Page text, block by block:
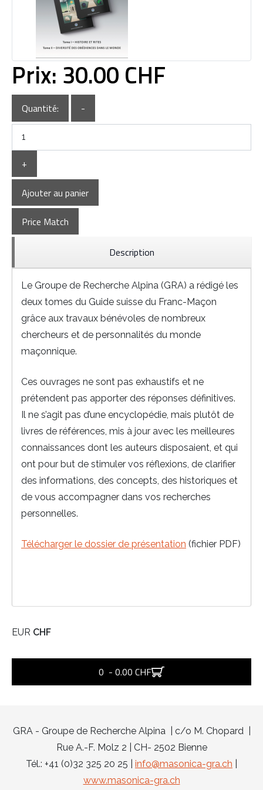
EUR CHF
0 - 0.00 CHF
Prix: 30.00 CHF
Quantité: -
+
Ajouter au panier
Price Match
Description
Le Groupe de Recherche Alpina (GRA) a rédigé les
deux tomes du Guide suisse du Franc-Maçon
grâce aux travaux bénévoles de nombreux
chercheurs et de personnalités du monde
maçonnique.
Ces ouvrages ne sont pas exhaustifs et ne
prétendent pas apporter des réponses définitives.
Il ne s’agit pas d’une encyclopédie, mais plutôt de
livres de références, mis à jour avec les meilleures
connaissances dont les auteurs disposaient, et qui
ont pour but de stimuler vos réflexions, de clarifier
des informations, des concepts, des historiques et
de vous accompagner dans vos recherches
personnelles.
Télécharger le dossier de présentation (fichier PDF)
GRA - Groupe de Recherche Alpina | c/o M. Chopard |
Rue A.-F. Molz 2 | CH- 2502 Bienne
Tél.: +41 (0)32 325 20 25 | info@masonica-gra.ch
www.masonica-gra.ch